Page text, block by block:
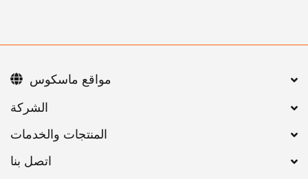
اتصل بنا
مواقع ماسكوس